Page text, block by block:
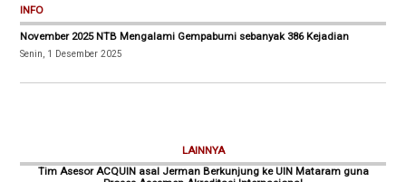
INFO
November 2025 NTB Mengalami Gempabumi sebanyak 386 Kejadian
Senin, 1 Desember 2025
LAINNYA
Tim Asesor ACQUIN asal Jerman Berkunjung ke UIN Mataram guna